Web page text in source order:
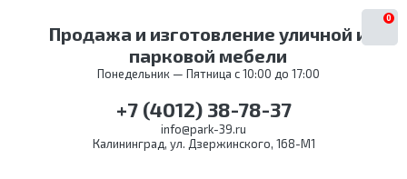
Продажа и изготовление уличной и
парковой мебели
Понедельник — Пятница с 10:00 до 17:00
0
+7 (4012) 38-78-37
info@park-39.ru
Калининград, ул. Дзержинского, 168-М1